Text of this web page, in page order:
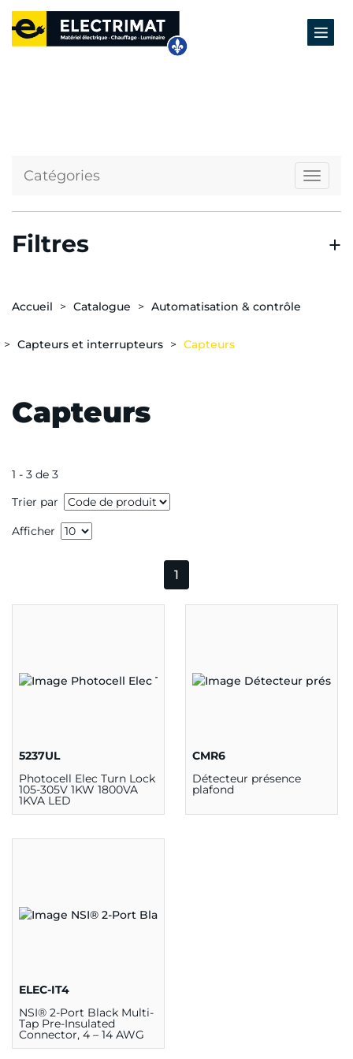
Catégories
Filtres
Accueil Catalogue Automatisation & contrôle
Capteurs et interrupteurs Capteurs
Capteurs
1 - 3 de 3
Trier par
Afficher
1
5237UL
Photocell Elec Turn Lock
105-305V 1KW 1800VA
1KVA LED
CMR6
Détecteur présence
plafond
ELEC-IT4
NSI® 2-Port Black Multi-
Tap Pre-Insulated
Connector, 4 – 14 AWG